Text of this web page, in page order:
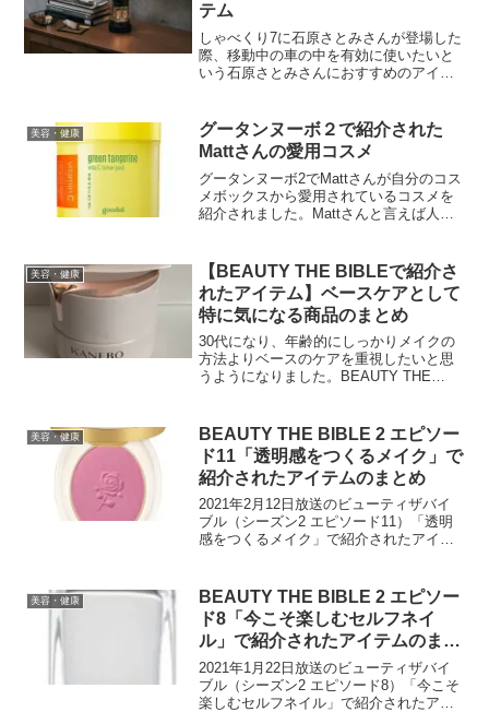
テム
しゃべくり7に石原さとみさんが登場した
際、移動中の車の中を有効に使いたいと
いう石原さとみさんにおすすめのアイテ
美容・健康
グータンヌーボ２で紹介された
Mattさんの愛用コスメ
グータンヌーボ2でMattさんが自分のコス
メボックスから愛用されているコスメを
紹介されました。Mattさんと言えば人形
ョンや素肌の綺麗さを保つ秘訣、気にな
りますよね。紹...
美容・健康
【BEAUTY THE BIBLEで紹介さ
れたアイテム】ベースケアとして
特に気になる商品のまとめ
30代になり、年齢的にしっかりメイクの
方法よりベースのケアを重視したいと思
うようになりました。BEAUTY THE
ケアの方法を紹介されています。各放送
回はそれぞれまとめていますが、今回は
その中でも特に気になったものをまとめ
ています。
美容・健康
BEAUTY THE BIBLE 2 エピソー
ド11「透明感をつくるメイク」で
紹介されたアイテムのまとめ
2021年2月12日放送のビューティザバイ
ブル（シーズン2 エピソード11）「透明
感をつくるメイク」で紹介されたアイテ
色透明の下地を使って肌の表面を整えた
りチークやアイシャドウにフェイスパウ
ダーを混ぜるなど、透明感を作るための
きめ細やかなテクニックを教えてくださ
いました。
美容・健康
BEAUTY THE BIBLE 2 エピソー
ド8「今こそ楽しむセルフネイ
ル」で紹介されたアイテムのまと
め
2021年1月22日放送のビューティザバイ
ブル（シーズン2 エピソード8）「今こそ
楽しむセルフネイル」で紹介されたアイ